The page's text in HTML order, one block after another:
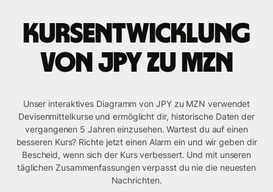
Kursentwicklung
von JPY zu MZN
Unser interaktives Diagramm von JPY zu MZN verwendet
Devisenmittelkurse und ermöglicht dir, historische Daten der
vergangenen 5 Jahren einzusehen. Wartest du auf einen
besseren Kurs? Richte jetzt einen Alarm ein und wir geben dir
Bescheid, wenn sich der Kurs verbessert. Und mit unseren
täglichen Zusammenfassungen verpasst du nie die neuesten
Nachrichten.